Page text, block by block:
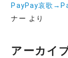
PayPay哀歌
ナー より
アーカイ